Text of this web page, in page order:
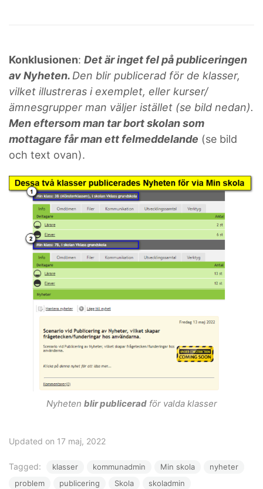
Konklusionen: Det är inget fel på publiceringen
av Nyheten. Den blir publicerad för de klasser,
vilket illustreras i exemplet, eller kurser/
ämnesgrupper man väljer istället (se bild nedan).
Men eftersom man tar bort skolan som
mottagare får man ett felmeddelande (se bild
och text ovan).
Nyheten blir publiceradför valda klasser
Updated on 17 maj, 2022
Tagged: klasser kommunadmin Min skola
nyheter
problem
publicering Skola skoladmin